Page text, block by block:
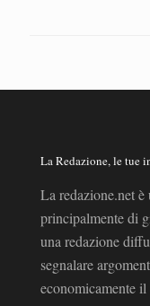
La Redazione, le tue
La redazione.net
principalmente di
una redazione
segnalare
economicamente